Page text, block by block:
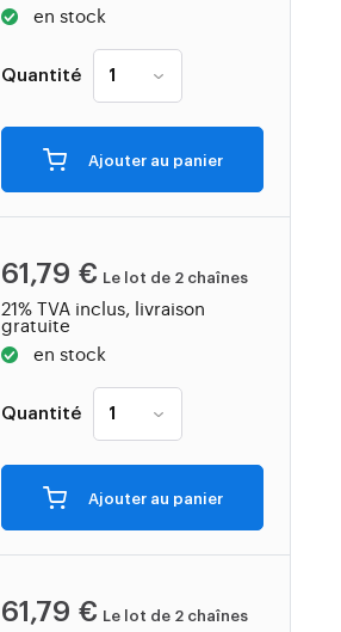
en stock
Quantité
Ajouter au panier
61,79 € Le lot de 2 chaînes
21% TVA inclus, livraison
gratuite
en stock
Quantité
Ajouter au panier
61,79 € Le lot de 2 chaînes